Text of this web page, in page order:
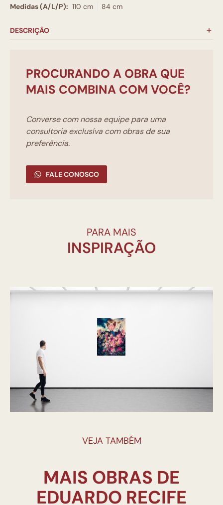
Medidas (A/L/P): 110 cm 84 cm
DESCRIÇÃO
PROCURANDO A OBRA QUE
MAIS COMBINA COM VOCÊ?
Converse com nossa equipe para uma
consultoria exclusíva com obras de sua
preferência.
FALE CONOSCO
PARA MAIS
INSPIRAÇÃO
VEJA TAMBÉM
MAIS OBRAS DE